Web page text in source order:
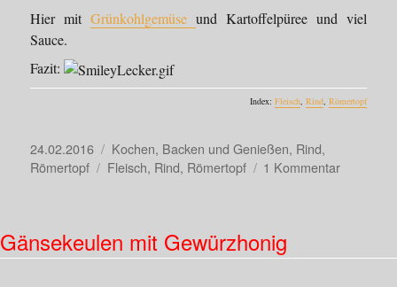
Hier mitGrünkohlgemüseund Kartoffelpüree und viel
Sauce.
Fazit:
Index: Fleisch, Rind, Römertopf
Veröffentlicht
am
24.02.2016 Kategorien
Kochen, Backen und Genießen, Rind,
Römertopf
Schlagwörter
Fleisch, Rind, Römertopf 1 Kommentarzu
Gänsekeulen mit Gewürzhonig